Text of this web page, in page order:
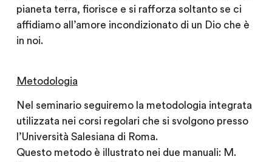
pianeta terra, fiorisce e si rafforza soltanto se ci
affidiamo all’amore incondizionato di un Dio che è
in noi.
Metodologia
Nel seminario seguiremo la metodologia integrata
utilizzata nei corsi regolari che si svolgono presso
l’Università Salesiana di Roma.
Questo metodo è illustrato nei due manuali: M.